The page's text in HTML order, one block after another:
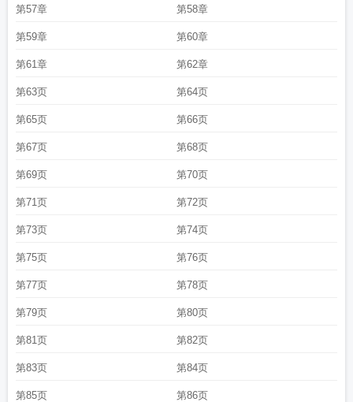
第57章 第58章
第59章 第60章
第61章 第62章
第63页 第64页
第65页 第66页
第67页 第68页
第69页 第70页
第71页 第72页
第73页 第74页
第75页 第76页
第77页 第78页
第79页 第80页
第81页 第82页
第83页 第84页
第85页 第86页